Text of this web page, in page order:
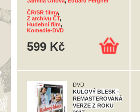
ČR/SR filmy,
Z archivu ČT,
Hudební film,
Komedie-DVD
599 Kč
DVD
KULOVÝ BLESK -
REMASTEROVANÁ
VERZE Z ROKU